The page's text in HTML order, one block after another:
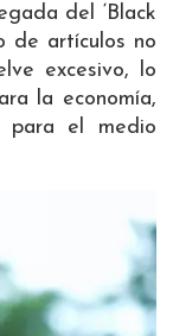
del ‘Black
de artículos no
excesivo, lo
la economía,
para el medio